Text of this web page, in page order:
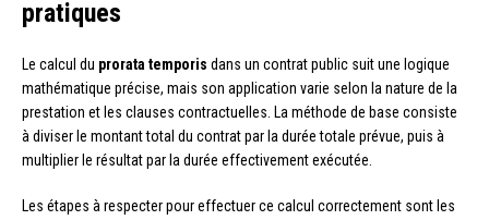
pratiques
Le calcul du prorata temporis dans un contrat public suit une logique
mathématique précise, mais son application varie selon la nature de la
prestation et les clauses contractuelles. La méthode de base consiste
à diviser le montant total du contrat par la durée totale prévue, puis à
multiplier le résultat par la durée effectivement exécutée.
Les étapes à respecter pour effectuer ce calcul correctement sont les